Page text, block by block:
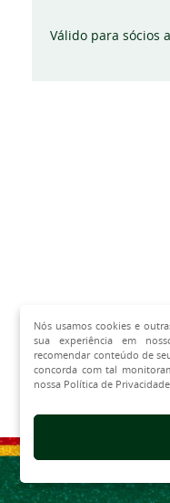
Nós usamos cookies e
sua experiência em
recomendar conteúdo de
concorda com tal
nossa Política de
Válido para sócios